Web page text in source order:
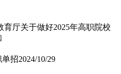
育厅关于做好2025年高职院校
单招2024/10/29